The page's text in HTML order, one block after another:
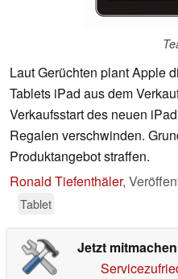
Laut Gerüchten plant Apple
Tablets iPad aus dem
Verkaufsstart des neuen
Regalen verschwinden.
Produktangebot straffen.
Ronald Tiefenthäler,
Tablet
Jetzt